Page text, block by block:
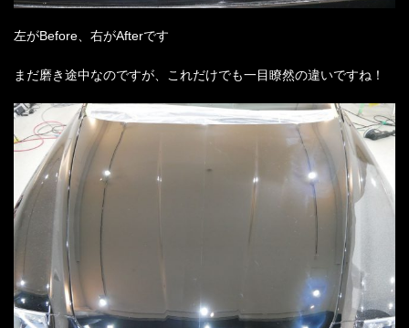
左がBefore、右がAfterです
まだ磨き途中なのですが、これだけでも一目瞭然の違いですね！